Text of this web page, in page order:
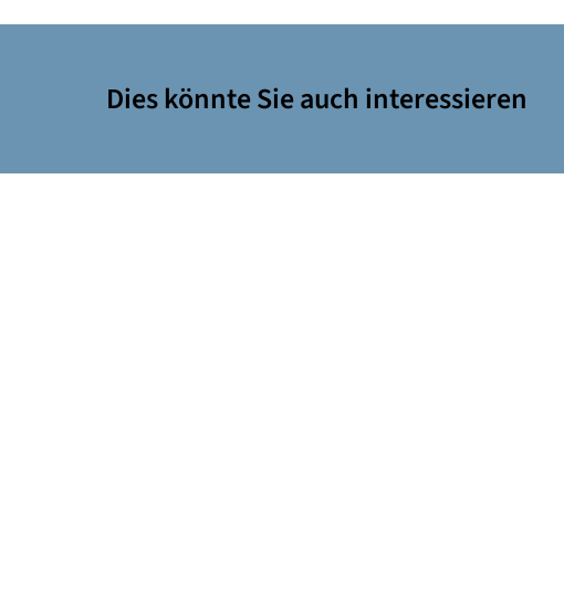
Dies könnte Sie auch interessieren